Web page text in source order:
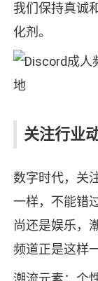
我们保持真诚
化剂。
关注行业
数字时代，关
一样，不能错
尚还是娱乐，
频道正是这样